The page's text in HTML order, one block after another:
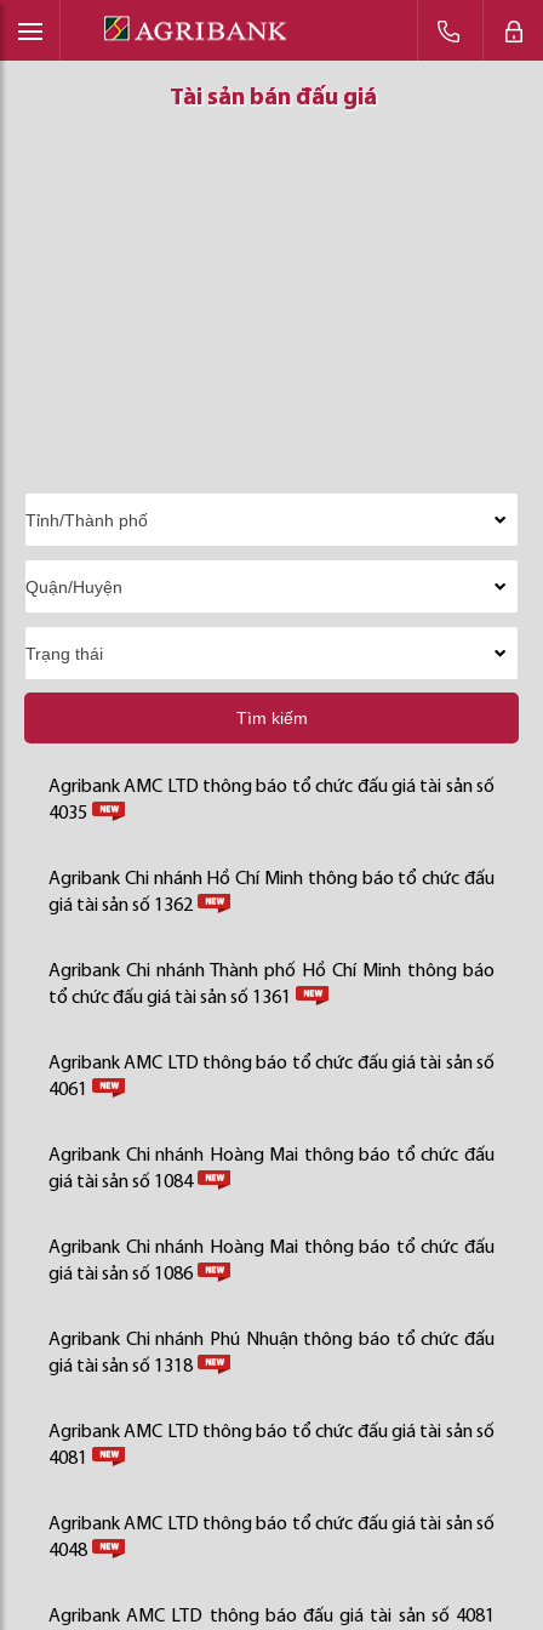
Tài sản bán đấu giá
Tài sản bán đấu giá
Tài sản bán đấu giá
Tìm kiếm
Agribank AMC LTD thông báo tổ chức đấu giá tài sản số
4035
Agribank Chi nhánh Hồ Chí Minh thông báo tổ chức đấu
giá tài sản số 1362
Agribank Chi nhánh Thành phố Hồ Chí Minh thông báo
tổ chức đấu giá tài sản số 1361
Agribank AMC LTD thông báo tổ chức đấu giá tài sản số
4061
Agribank Chi nhánh Hoàng Mai thông báo tổ chức đấu
giá tài sản số 1084
Agribank Chi nhánh Hoàng Mai thông báo tổ chức đấu
giá tài sản số 1086
Agribank Chi nhánh Phú Nhuận thông báo tổ chức đấu
giá tài sản số 1318
Agribank AMC LTD thông báo tổ chức đấu giá tài sản số
4081
Agribank AMC LTD thông báo tổ chức đấu giá tài sản số
4048
Agribank AMC LTD thông báo đấu giá tài sản số 4081